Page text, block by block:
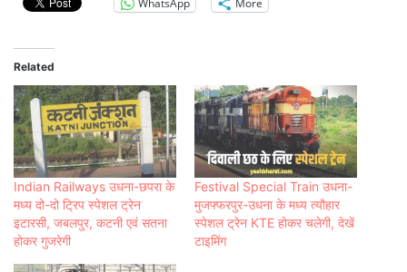
Related
Indian Railways उधना-छपरा के
मध्य दो-दो ट्रिप स्पेशल ट्रेन
इटारसी, जबलपुर, कटनी एवं सतना
होकर गुजरेगी
Festival Special Train उधना-
मुजफ्फरपुर-उधना के मध्य त्यौहार
स्पेशल ट्रेन KTE होकर चलेगी, देखें
टाइमिंग